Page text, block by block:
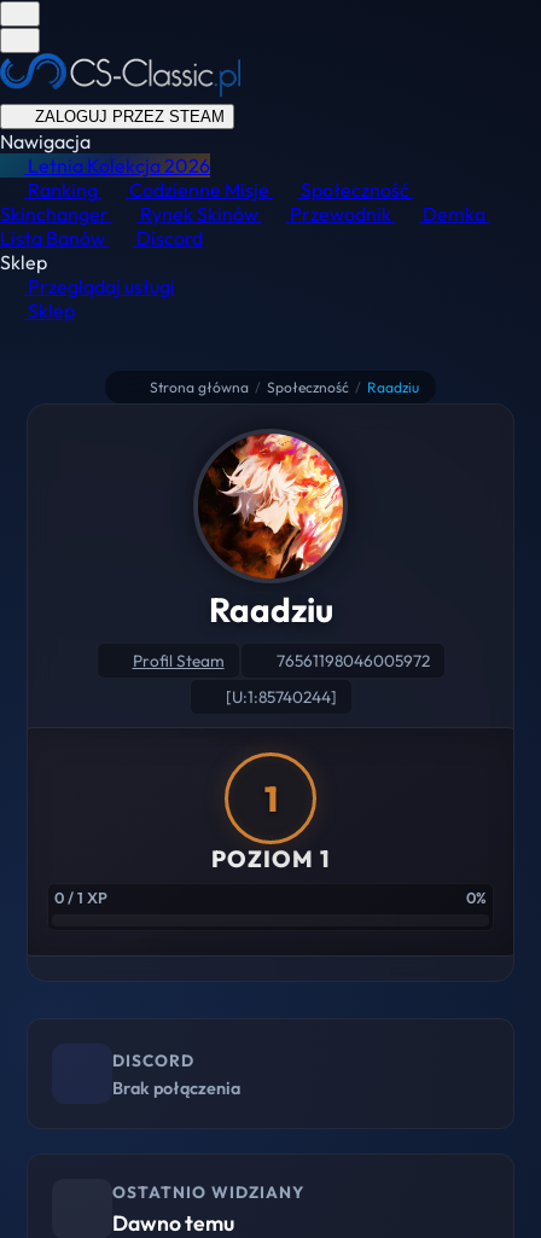
ZALOGUJ PRZEZ STEAM
Nawigacja
Letnia Kolekcja2026
Ranking
Codzienne Misje
Społeczność
Skinchanger
Rynek Skinów Przewodnik
Demka
Lista Banów
Discord
Sklep
Przeglądaj usługi
Sklep
Strona główna / Społeczność / Raadziu
Raadziu
Profil Steam
76561198046005972
[U:1:85740244]
1
POZIOM 1
0 / 1 XP 0%
DISCORD
Brak połączenia
OSTATNIO WIDZIANY
Dawno temu